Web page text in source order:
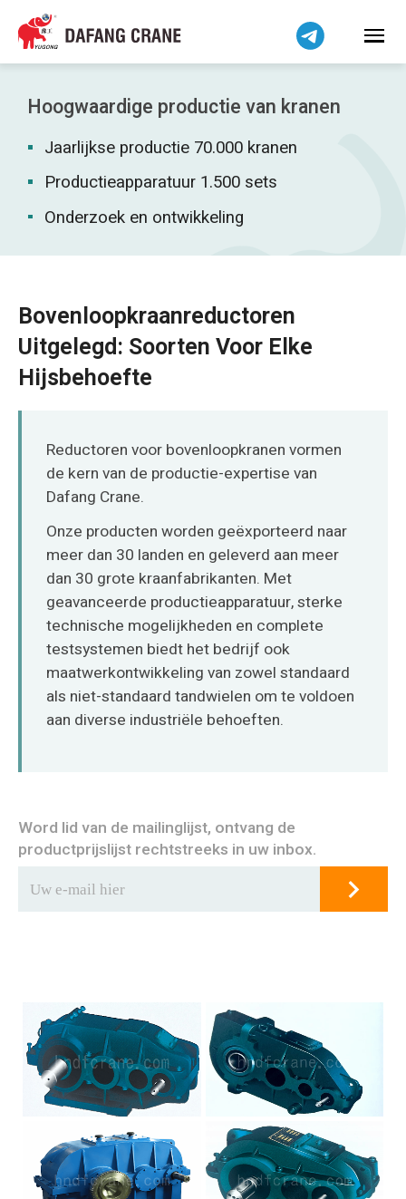
Hoogwaardige productie van kranen
Jaarlijkse productie 70.000 kranen
Productieapparatuur 1.500 sets
Onderzoek en ontwikkeling
Bovenloopkraanreductoren
Uitgelegd: Soorten Voor Elke
Hijsbehoefte
Reductoren voor bovenloopkranen vormen
de kern van de productie-expertise van
Dafang Crane.
Onze producten worden geëxporteerd naar
meer dan 30 landen en geleverd aan meer
dan 30 grote kraanfabrikanten. Met
geavanceerde productieapparatuur, sterke
technische mogelijkheden en complete
testsystemen biedt het bedrijf ook
maatwerkontwikkeling van zowel standaard
als niet-standaard tandwielen om te voldoen
aan diverse industriële behoeften.
Word lid van de mailinglijst, ontvang de
productprijslijst rechtstreeks in uw inbox.
Bahasa Indonesia
Bahasa Melayu
Tiếng Việt
简体中文
فارسی
Pilipino
اردو
Kiswahili
Dansk
Norsk
O‘zbekcha